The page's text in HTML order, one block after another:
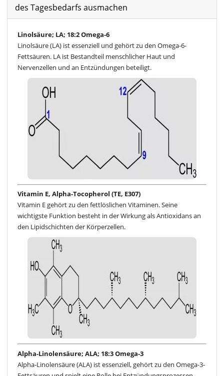
des Tagesbedarfs ausmachen
Linolsäure; LA; 18:2 Omega-6
Linolsäure (LA) ist essenziell und gehört zu den Omega-6-
Fettsäuren. LA ist Bestandteil menschlicher Haut und
Nervenzellen und an Entzündungen beteiligt.
Vitamin E, Alpha-Tocopherol (TE, E307)
Vitamin E gehört zu den fettlöslichen Vitaminen. Seine
wichtigste Funktion besteht in der Wirkung als Antioxidans an
den Lipidschichten der Körperzellen.
Alpha-Linolensäure; ALA; 18:3 Omega-3
Alpha-Linolensäure (ALA) ist essenziell, gehört zu den Omega-3-